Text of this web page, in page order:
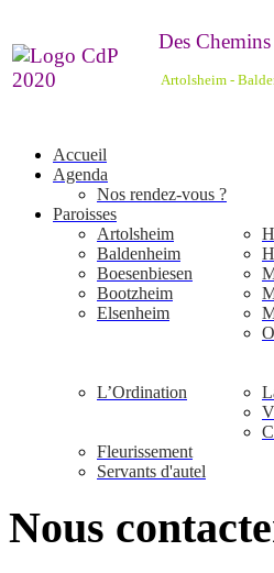
Des
Artolsheim -
Accueil
Agenda
Nos rendez-vous ?
Paroisses
Artolsheim
Baldenheim
Boesenbiesen
Bootzheim
Elsenheim
L’Ordination
Fleurissement
Servants d'autel
Nous